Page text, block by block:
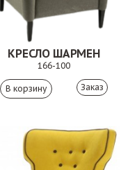
КРЕСЛО ШАРМЕН
166-100
Заказ